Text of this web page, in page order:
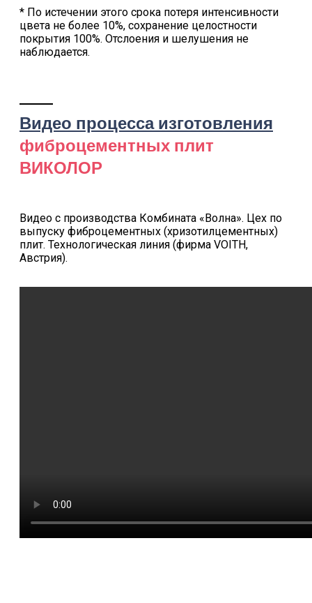
* По истечении этого срока потеря интенсивности
цвета не более 10%, сохранение целостности
покрытия 100%. Отслоения и шелушения не
наблюдается.
Видео процесса изготовления
фиброцементных плит
ВИКОЛОР
Видео с производства Комбината «Волна». Цех по
выпуску фиброцементных (хризотилцементных)
плит. Технологическая линия (фирма VOITH,
Австрия).